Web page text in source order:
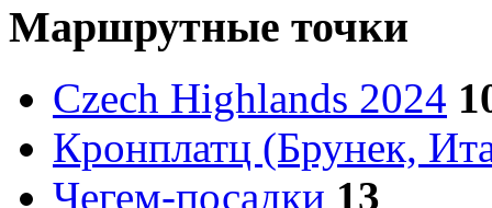
Маршрутные точки
Czech Highlands 2024
Кронплатц (Брунек,
Чегем-посадки 13